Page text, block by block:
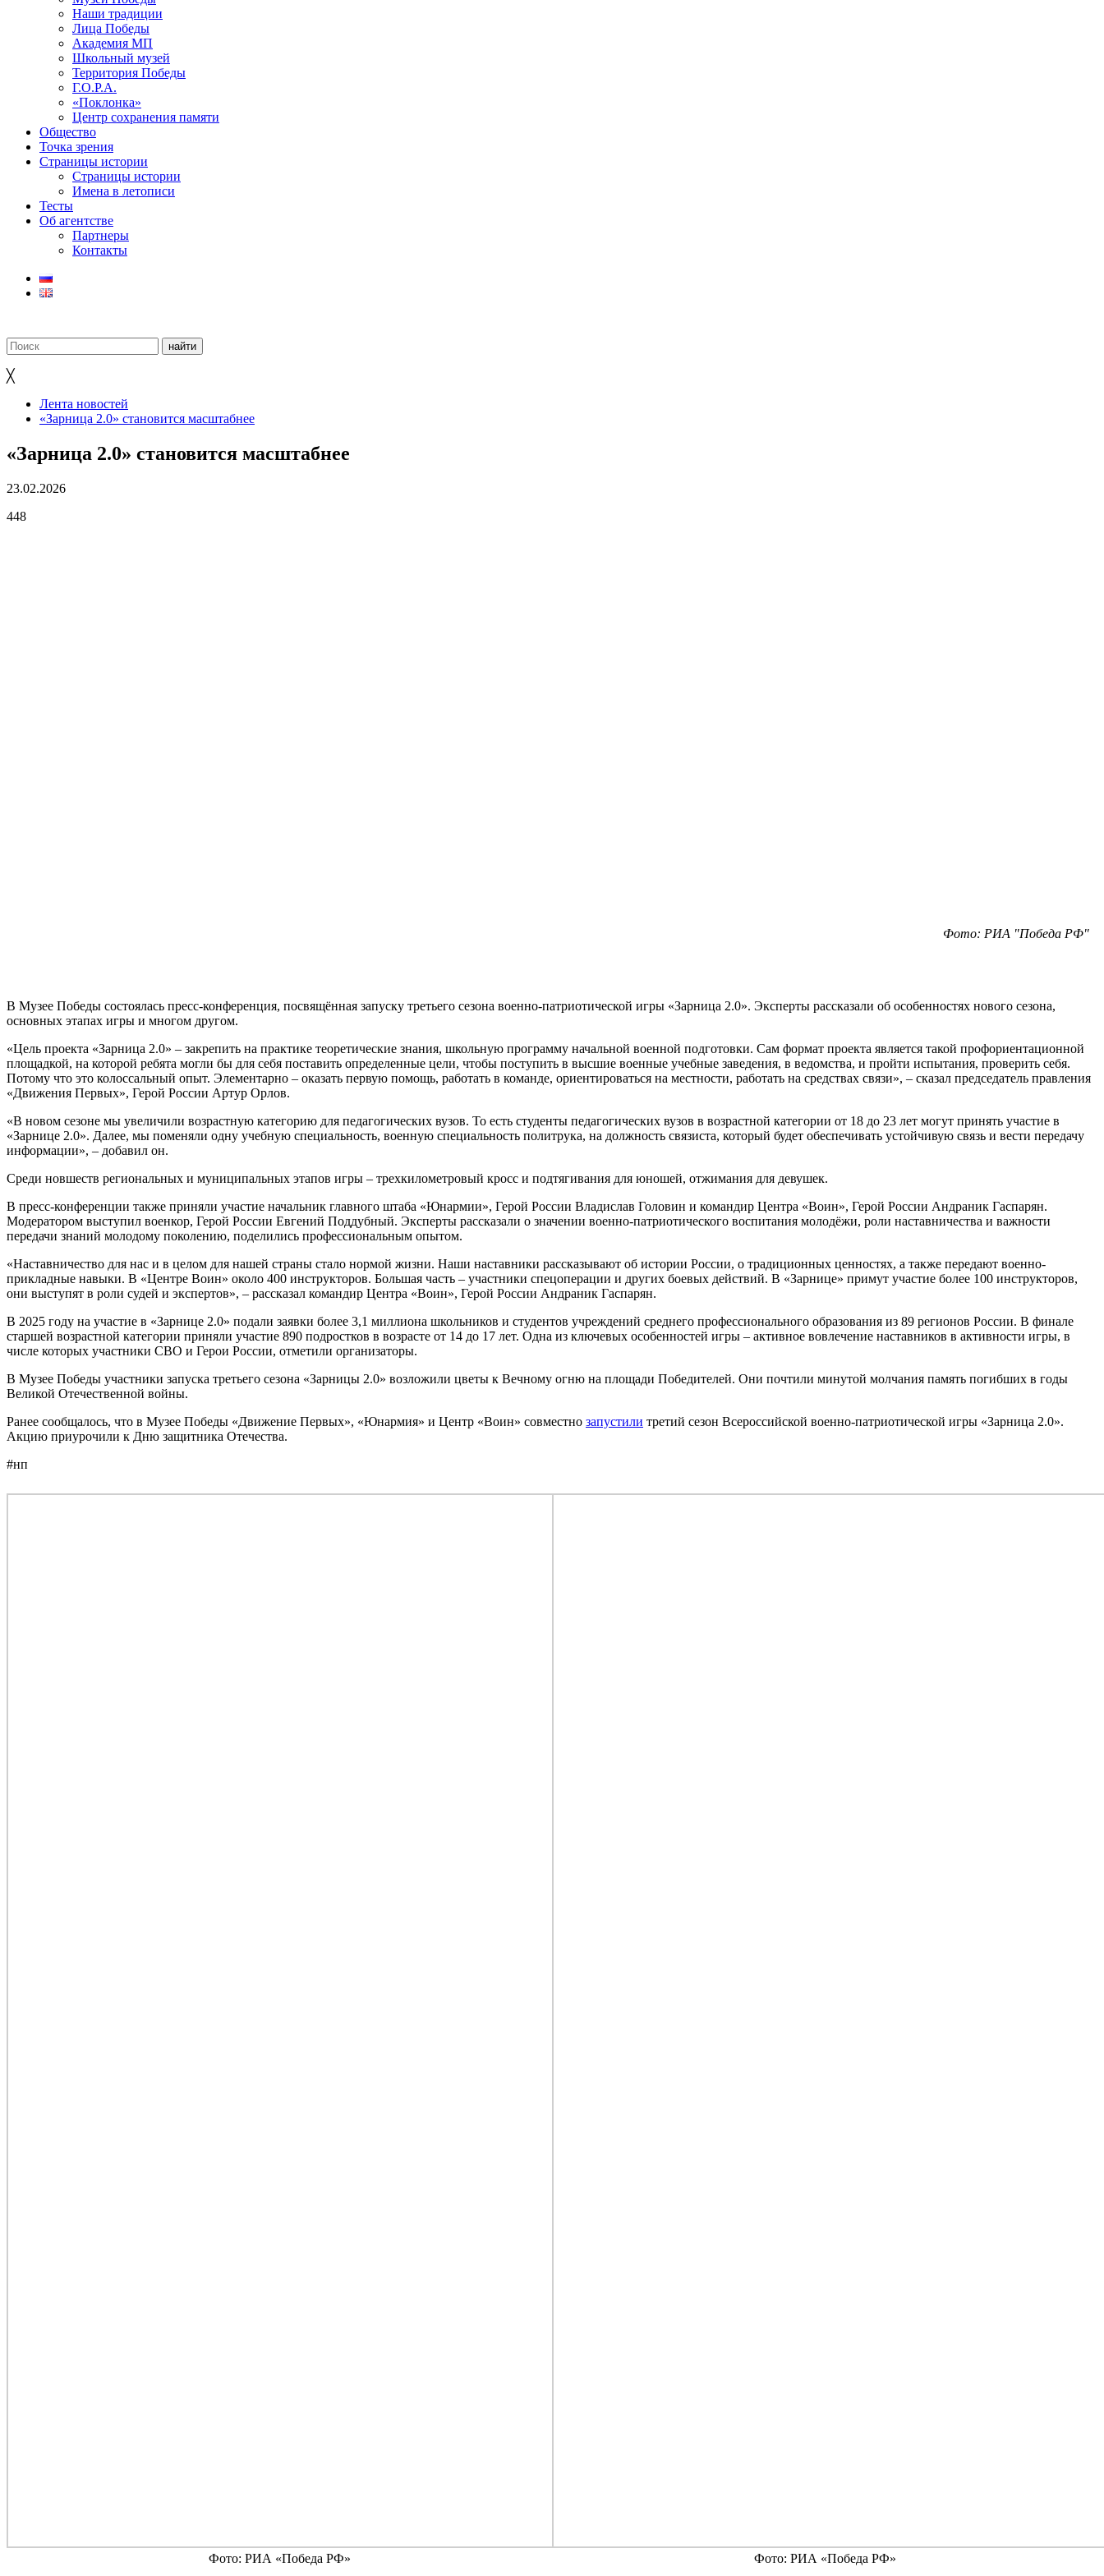
Наши традиции
Лица Победы
Академия МП
Школьный музей
Территория Победы
Г.О.Р.А.
«Поклонка»
Центр сохранения памяти
Общество
Точка зрения
Страницы истории
Страницы истории
Имена в летописи
Тесты
Об агентстве
Партнеры
Контакты
╳
Лента новостей
«Зарница 2.0» становится масштабнее
«Зарница 2.0» становится масштабнее
23.02.2026
448
Фото: РИА "Победа РФ"
В Музее Победы состоялась пресс-конференция, посвящённая запуску третьего сезона военно-патриотической игры «Зарница 2.0». Эксперты рассказали об особенностях нового сезона,
основных этапах игры и многом другом.
«Цель проекта «Зарница 2.0» – закрепить на практике теоретические знания, школьную программу начальной военной подготовки. Сам формат проекта является такой профориентационной
площадкой, на которой ребята могли бы для себя поставить определенные цели, чтобы поступить в высшие военные учебные заведения, в ведомства, и пройти испытания, проверить себя.
Потому что это колоссальный опыт. Элементарно – оказать первую помощь, работать в команде, ориентироваться на местности, работать на средствах связи», – сказал председатель правления
«Движения Первых», Герой России Артур Орлов.
«В новом сезоне мы увеличили возрастную категорию для педагогических вузов. То есть студенты педагогических вузов в возрастной категории от 18 до 23 лет могут принять участие в
«Зарнице 2.0». Далее, мы поменяли одну учебную специальность, военную специальность политрука, на должность связиста, который будет обеспечивать устойчивую связь и вести передачу
информации», – добавил он.
Среди новшеств региональных и муниципальных этапов игры – трехкилометровый кросс и подтягивания для юношей, отжимания для девушек.
В пресс-конференции также приняли участие начальник главного штаба «Юнармии», Герой России Владислав Головин и командир Центра «Воин», Герой России Андраник Гаспарян.
Модератором выступил военкор, Герой России Евгений Поддубный. Эксперты рассказали о значении военно-патриотического воспитания молодёжи, роли наставничества и важности
передачи знаний молодому поколению, поделились профессиональным опытом.
«Наставничество для нас и в целом для нашей страны стало нормой жизни. Наши наставники рассказывают об истории России, о традиционных ценностях, а также передают военно-
прикладные навыки. В «Центре Воин» около 400 инструкторов. Большая часть – участники спецоперации и других боевых действий. В «Зарнице» примут участие более 100 инструкторов,
они выступят в роли судей и экспертов», – рассказал командир Центра «Воин», Герой России Андраник Гаспарян.
В 2025 году на участие в «Зарнице 2.0» подали заявки более 3,1 миллиона школьников и студентов учреждений среднего профессионального образования из 89 регионов России. В финале
старшей возрастной категории приняли участие 890 подростков в возрасте от 14 до 17 лет. Одна из ключевых особенностей игры – активное вовлечение наставников в активности игры, в
числе которых участники СВО и Герои России, отметили организаторы.
В Музее Победы участники запуска третьего сезона «Зарницы 2.0» возложили цветы к Вечному огню на площади Победителей. Они почтили минутой молчания память погибших в годы
Великой Отечественной войны.
Ранее сообщалось, что в Музее Победы «Движение Первых», «Юнармия» и Центр «Воин» совместно запустили третий сезон Всероссийской военно-патриотической игры «Зарница 2.0».
Акцию приурочили к Дню защитника Отечества.
#нп
Фото: РИА «Победа РФ» Фото: РИА «Победа РФ»